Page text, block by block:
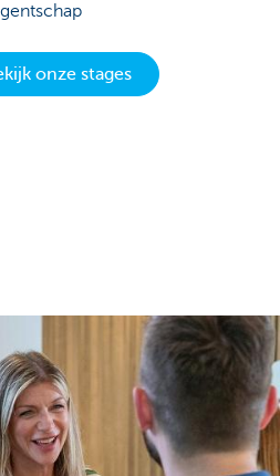
onze stages